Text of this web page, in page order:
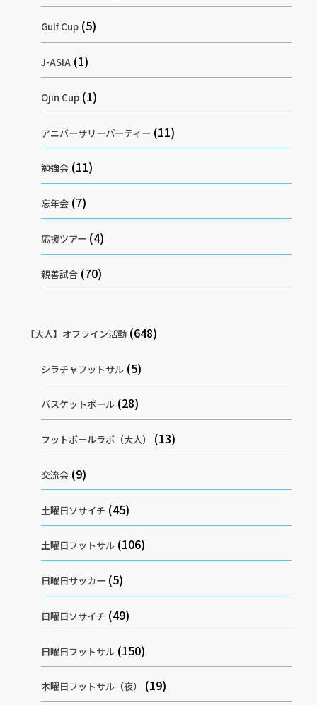
Gulf Cup (5)
J-ASIA (1)
Ojin Cup (1)
アニバーサリーパーティー (11)
勉強会 (11)
忘年会 (7)
応援ツアー (4)
親善試合 (70)
【大人】オフライン活動(648)
シラチャフットサル (5)
バスケットボール (28)
フットボールラボ（大人） (13)
交流会 (9)
土曜日ソサイチ (45)
土曜日フットサル (106)
日曜日サッカー (5)
日曜日ソサイチ (49)
日曜日フットサル (150)
木曜日フットサル（夜） (19)